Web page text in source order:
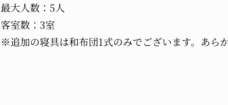
最大人数：5人
客室数：3室
※追加の寝具は和布団1式のみでございます。あら